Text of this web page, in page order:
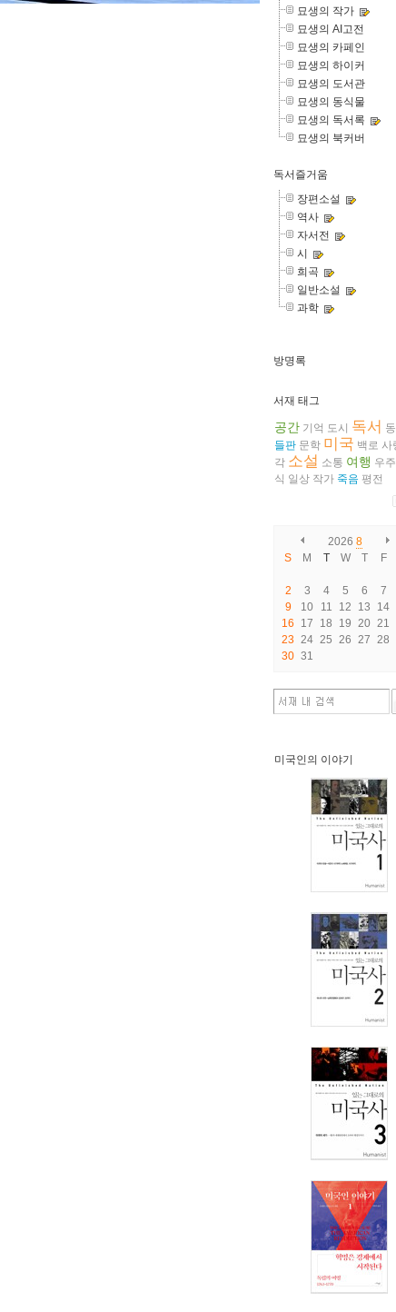
묘생의 작가
묘생의 AI고전
묘생의 카페인
묘생의 하이커
묘생의 도서관
묘생의 동식물
묘생의 독서록
묘생의 북커버
독서즐거움
장편소설
역사
자서전
시
희곡
일반소설
과학
방명록
서재 태그
공간 기억 도시 독서
들판 문학 미국 백로 사
각 소설 소통 여행 우주
식 일상 작가 죽음 평전
2026 8
S
M T W T F
2
3 4 5 6 7
9
10 11 12 13 14
16
17 18 19 20 21
23 24 25 26 27 28
30 31
미국인의 이야기